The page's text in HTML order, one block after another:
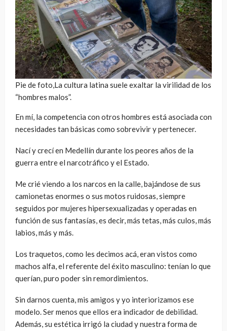
Pie de foto,La cultura latina suele exaltar la virilidad de los
“hombres malos”.
En mí, la competencia con otros hombres está asociada con
necesidades tan básicas como sobrevivir y pertenecer.
Nací y crecí en Medellín durante los peores años de la
guerra entre el narcotráfico y el Estado.
Me crié viendo a los narcos en la calle, bajándose de sus
camionetas enormes o sus motos ruidosas, siempre
seguidos por mujeres hipersexualizadas y operadas en
función de sus fantasías, es decir, más tetas, más culos, más
labios, más y más.
Los traquetos, como les decimos acá, eran vistos como
machos alfa, el referente del éxito masculino: tenían lo que
querían, puro poder sin remordimientos.
Sin darnos cuenta, mis amigos y yo interiorizamos ese
modelo. Ser menos que ellos era indicador de debilidad.
Además, su estética irrigó la ciudad y nuestra forma de